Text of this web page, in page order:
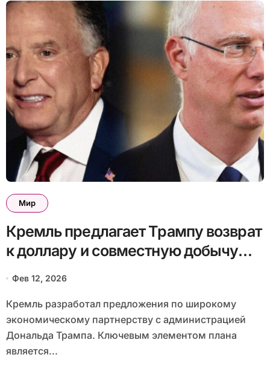
Мир
Кремль предлагает Трампу возврат
к доллару и совместную добычу
нефти: Bloomberg про детали
секретного меморандума
Фев 12, 2026
Кремль разработал предложения по широкому
экономическому партнерству с администрацией
Дональда Трампа. Ключевым элементом плана
является...